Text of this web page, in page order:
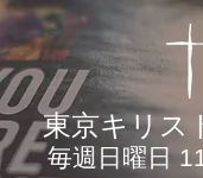
東京キリス
毎週日曜日